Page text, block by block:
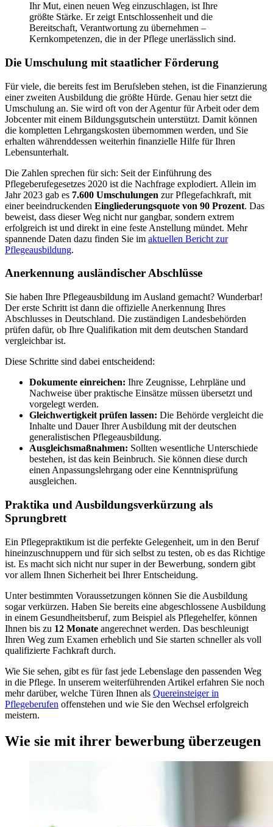
Ihr Mut, einen neuen Weg einzuschlagen, ist Ihre
größte Stärke. Er zeigt Entschlossenheit und die
Bereitschaft, Verantwortung zu übernehmen –
Kernkompetenzen, die in der Pflege unerlässlich sind.
Die Umschulung mit staatlicher Förderung
Für viele, die bereits fest im Berufsleben stehen, ist die Finanzierung
einer zweiten Ausbildung die größte Hürde. Genau hier setzt die
Umschulung an. Sie wird oft von der Agentur für Arbeit oder dem
Jobcenter mit einem Bildungsgutschein unterstützt. Damit können
die kompletten Lehrgangskosten übernommen werden, und Sie
erhalten währenddessen weiterhin finanzielle Hilfe für Ihren
Lebensunterhalt.
Die Zahlen sprechen für sich: Seit der Einführung des
Pflegeberufegesetzes 2020 ist die Nachfrage explodiert. Allein im
Jahr 2023 gab es 7.600 Umschulungen zur Pflegefachkraft, mit
einer beeindruckenden Eingliederungsquote von 90 Prozent. Das
beweist, dass dieser Weg nicht nur gangbar, sondern extrem
erfolgreich ist und direkt in eine feste Anstellung mündet. Mehr
spannende Daten dazu finden Sie im aktuellen Bericht zur
Pflegeausbildung.
Anerkennung ausländischer Abschlüsse
Sie haben Ihre Pflegeausbildung im Ausland gemacht? Wunderbar!
Der erste Schritt ist dann die offizielle Anerkennung Ihres
Abschlusses in Deutschland. Die zuständigen Landesbehörden
prüfen dafür, ob Ihre Qualifikation mit dem deutschen Standard
vergleichbar ist.
Diese Schritte sind dabei entscheidend:
Dokumente einreichen: Ihre Zeugnisse, Lehrpläne und
Nachweise über praktische Einsätze müssen übersetzt und
vorgelegt werden.
Gleichwertigkeit prüfen lassen: Die Behörde vergleicht die
Inhalte und Dauer Ihrer Ausbildung mit der deutschen
generalistischen Pflegeausbildung.
Ausgleichsmaßnahmen: Sollten wesentliche Unterschiede
bestehen, ist das kein Beinbruch. Sie können diese durch
einen Anpassungslehrgang oder eine Kenntnisprüfung
ausgleichen.
Praktika und Ausbildungsverkürzung als
Sprungbrett
Ein Pflegepraktikum ist die perfekte Gelegenheit, um in den Beruf
hineinzuschnuppern und für sich selbst zu testen, ob es das Richtige
ist. Es macht sich nicht nur super in der Bewerbung, sondern gibt
vor allem Ihnen Sicherheit bei Ihrer Entscheidung.
Unter bestimmten Voraussetzungen können Sie die Ausbildung
sogar verkürzen. Haben Sie bereits eine abgeschlossene Ausbildung
in einem Gesundheitsberuf, zum Beispiel als Pflegehelfer, können
Ihnen bis zu 12 Monate angerechnet werden. Das beschleunigt
Ihren Weg zum Examen erheblich und Sie starten schneller als voll
qualifizierte Fachkraft durch.
Wie Sie sehen, gibt es für fast jede Lebenslage den passenden Weg
in die Pflege. In unserem weiterführenden Artikel erfahren Sie noch
mehr darüber, welche Türen Ihnen als Quereinsteiger in
Pflegeberufen offenstehen und wie Sie den Wechsel erfolgreich
meistern.
Wie sie mit ihrer bewerbung überzeugen